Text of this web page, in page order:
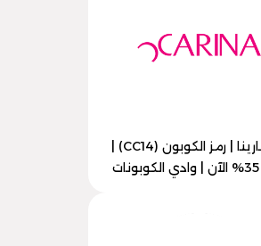
كود كارينا | رمز الكوبون (CC14) |